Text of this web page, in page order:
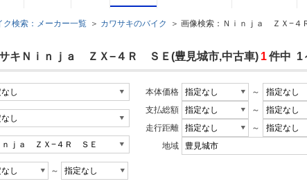
ク検索：メーカー一覧 ＞ カワサキのバイク ＞ 画像検索：Ｎｉｎｊａ ＺＸ−４
キＮｉｎｊａ ＺＸ−４Ｒ ＳＥ(豊見城市,中古車) 1件中 1
～
本体価格
～
支払総額
～
走行距離
～
地域